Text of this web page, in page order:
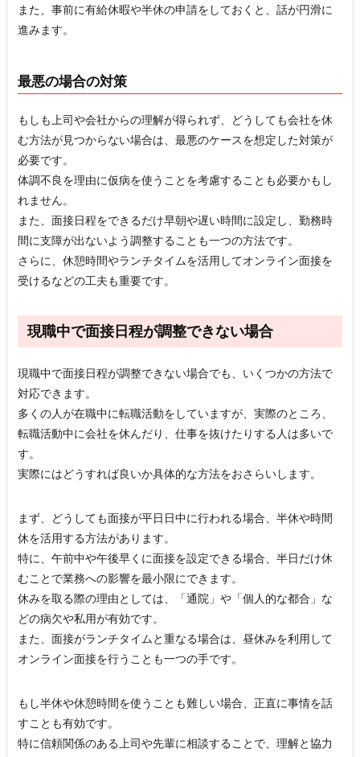
また、事前に有給休暇や半休の申請をしておくと、話が円滑に
進みます。
最悪の場合の対策
もしも上司や会社からの理解が得られず、どうしても会社を休
む方法が見つからない場合は、最悪のケースを想定した対策が
必要です。
体調不良を理由に仮病を使うことを考慮することも必要かもし
れません。
また、面接日程をできるだけ早朝や遅い時間に設定し、勤務時
間に支障が出ないよう調整することも一つの方法です。
さらに、休憩時間やランチタイムを活用してオンライン面接を
受けるなどの工夫も重要です。
現職中で面接日程が調整できない場合
現職中で面接日程が調整できない場合でも、いくつかの方法で
対応できます。
多くの人が在職中に転職活動をしていますが、実際のところ、
転職活動中に会社を休んだり、仕事を抜けたりする人は多いで
す。
実際にはどうすれば良いか具体的な方法をおさらいします。
まず、どうしても面接が平日日中に行われる場合、半休や時間
休を活用する方法があります。
特に、午前中や午後早くに面接を設定できる場合、半日だけ休
むことで業務への影響を最小限にできます。
休みを取る際の理由としては、「通院」や「個人的な都合」な
どの病欠や私用が有効です。
また、面接がランチタイムと重なる場合は、昼休みを利用して
オンライン面接を行うことも一つの手です。
もし半休や休憩時間を使うことも難しい場合、正直に事情を話
すことも有効です。
特に信頼関係のある上司や先輩に相談することで、理解と協力